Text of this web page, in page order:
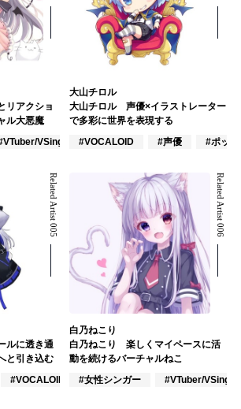
リアクショ
ル大悪魔
VSinger #J-POP
大山チロル
大山チロル 声優×イラストレーター
で多彩に世界を表現する
#VOCALOID
#声優 #ポッ
Related Artist 005
ルに透き通
と引き込む
#VOCALOID #ポップス
Related Artist 006
白乃ねこり
白乃ねこり 楽しくマイペースに活
動を続けるバーチャルねこ
#女性シンガー
#VTuber/VSinger